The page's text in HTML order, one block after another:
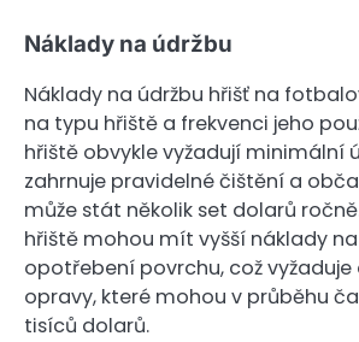
Náklady na údržbu
Náklady na údržbu hřišť na
na typu hřiště a frekvenci jeho
hřiště obvykle vyžadují minimální
zahrnuje pravidelné čištění a
může stát několik set dolarů
hřiště mohou mít vyšší náklady
opotřebení povrchu, což
opravy, které mohou v průběhu
tisíců dolarů.